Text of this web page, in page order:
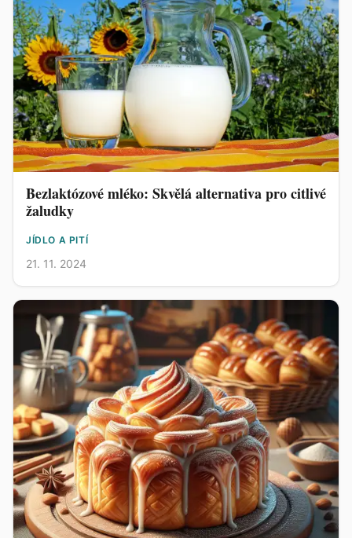
Bezlaktózové mléko: Skvělá alternativa pro citlivé
žaludky
JÍDLO A PITÍ
21. 11. 2024